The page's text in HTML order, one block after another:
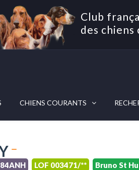
Club
des chiens
CHIENS COURANTS
LOF 003471/** Bruno St